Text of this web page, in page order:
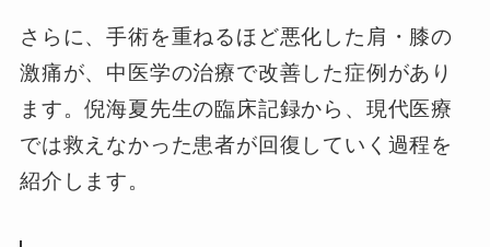
さらに、手術を重ねるほど悪化した肩・膝の
激痛が、中医学の治療で改善した症例があり
ます。倪海夏先生の臨床記録から、現代医療
では救えなかった患者が回復していく過程を
紹介します。